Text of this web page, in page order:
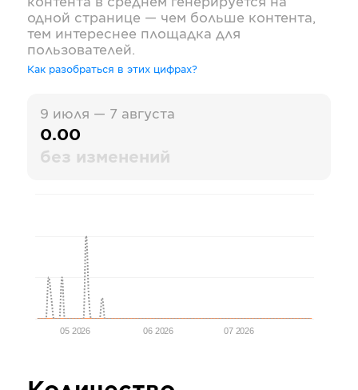
одной странице — чем больше контента,
тем интереснее площадка для
пользователей.
Как разобраться в этих цифрах?
9 июля — 7 августа
0.00
без изменений
05 2026 06 2026 07 2026